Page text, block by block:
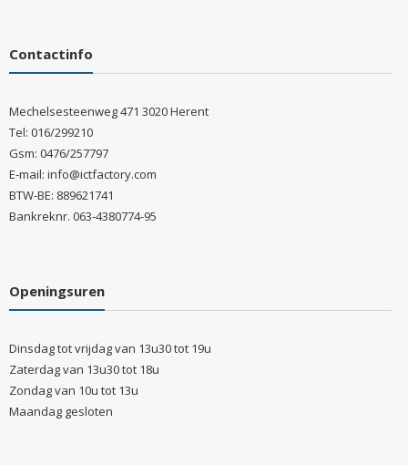
Contactinfo
Mechelsesteenweg 471 3020 Herent
Tel: 016/299210
Gsm: 0476/257797
E-mail: info@ictfactory.com
BTW-BE: 889621741
Bankreknr. 063-4380774-95
Openingsuren
Dinsdag tot vrijdag van 13u30 tot 19u
Zaterdag van 13u30 tot 18u
Zondag van 10u tot 13u
Maandag gesloten